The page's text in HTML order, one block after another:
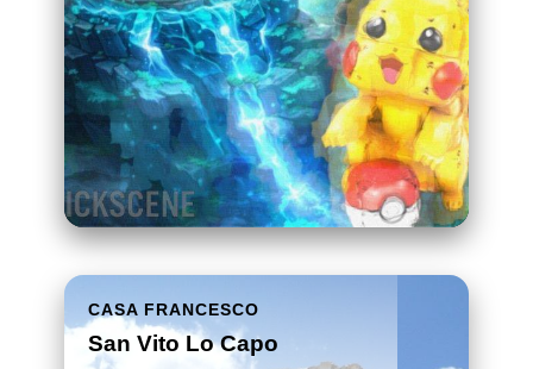
CASA FRANCESCO
San Vito Lo Capo